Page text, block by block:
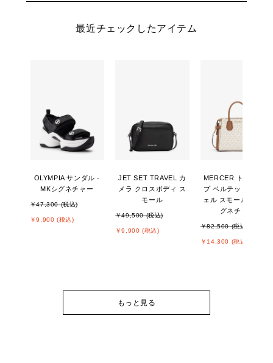
最近チェックしたアイテム
OLYMPIA サンダル -
MKシグネチャー
￥47,300 (税込)
￥9,900 (税込)
JET SET TRAVEL カ
メラ クロスボディ ス
モール
￥49,500 (税込)
￥9,900 (税込)
MERCER トップジッ
プ ベルテッド サッチ
ェル スモール - MKシ
グネチャー
￥82,500 (税込)
￥14,300 (税込)
もっと見る